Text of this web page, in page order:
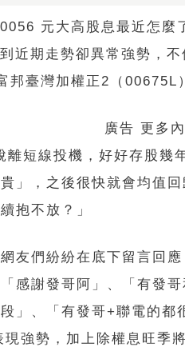
0056 元大高股息最近怎
近期走勢卻異常強勢，
邦臺灣加權正2（00675L
廣告 更多
離短線投機，好好存股
」，之後很快就會均值
抱不放？」
友們紛紛在底下留言回
感謝發哥阿」、「有發
」、「有發哥+聯電的
強勢，加上除權息旺季